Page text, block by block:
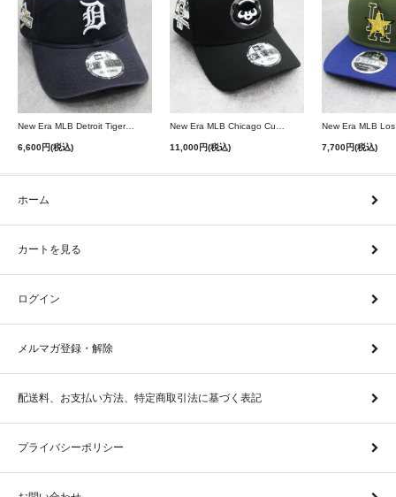
New Era MLB Detroit Tigers Postseason 9Twenty Strapback Cap - Navy
6,600円(税込) 11,000円(税込) 7,700円(税込)
ホーム
カートを見る
ログイン
メルマガ登録・解除
配送料、お支払い方法、特定商取引法に基づく表記
プライバシーポリシー